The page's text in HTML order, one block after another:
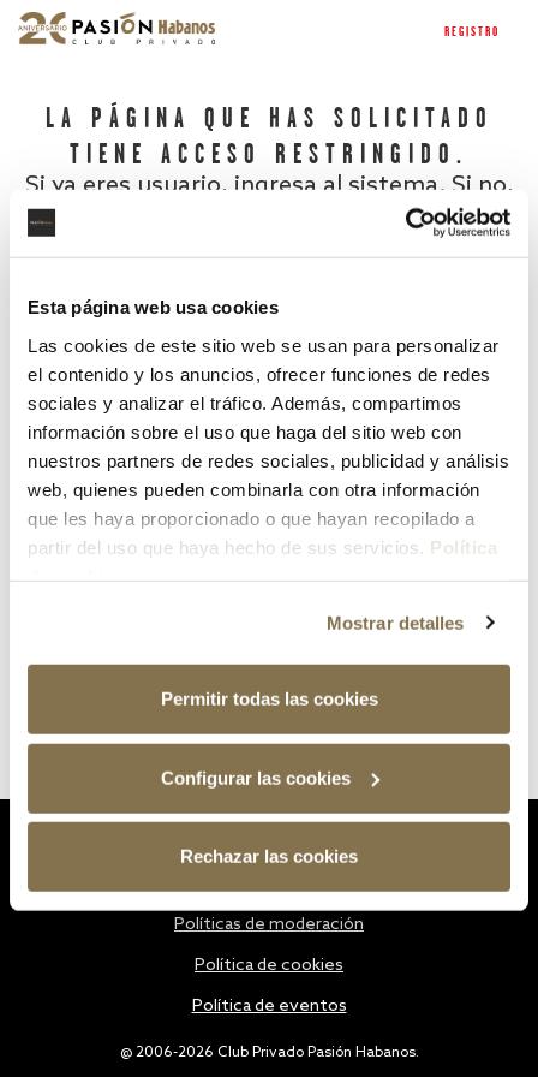
Esta página web usa cookies
Las cookies de este sitio web se usan para personalizar
el contenido y los anuncios, ofrecer funciones de redes
sociales y analizar el tráfico. Además, compartimos
información sobre el uso que haga del sitio web con
nuestros partners de redes sociales, publicidad y análisis
web, quienes pueden combinarla con otra información
que les haya proporcionado o que hayan recopilado a
partir del uso que haya hecho de sus servicios. Política
Mostrar detalles
Permitir todas las cookies
Configurar las cookies
Rechazar las cookies
REGISTRO
LA PÁGINA QUE HAS SOLICITADO
TIENE ACCESO RESTRINGIDO.
Si ya eres usuario, ingresa al sistema. Si no,
¿Has olvidado tu contraseña?
@ 2006-2026 Club Privado Pasión Habanos.
Políticas de moderación
Política de cookies
Política de eventos